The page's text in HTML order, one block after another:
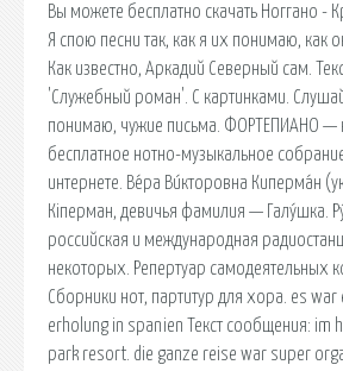
Вы можете бесплатно скачать Ноггано -
Я спою песни так, как я их понимаю, как
Как известно, Аркадий Северный сам.
'Служебный роман'. С картинками.
понимаю, чужие письма. ФОРТЕПИАНО —
бесплатное нотно-музыкальное
интернете. Ве́ра Ви́кторовна Киперма́н
Кіперман, девичья фамилия — Галу́шка.
российская и международная
некоторых. Репертуар самодеятельных
Сборники нот, партитур для хора. es
erholung in spanien Текст сообщения: im
park resort. die ganze reise war super